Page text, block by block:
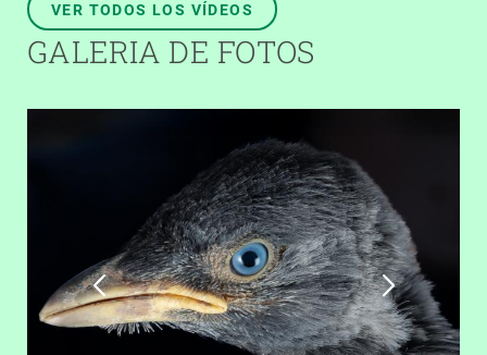
VER TODOS LOS VÍDEOS
GALERIA DE FOTOS